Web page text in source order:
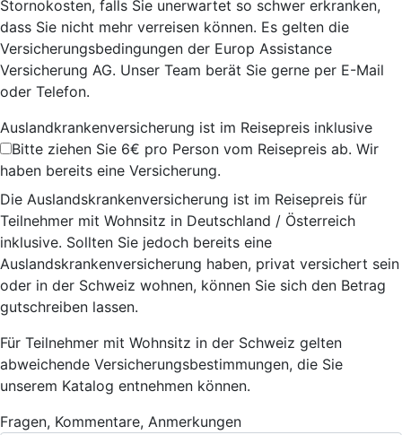
Stornokosten, falls Sie unerwartet so schwer erkranken,
dass Sie nicht mehr verreisen können. Es gelten die
Versicherungsbedingungen der Europ Assistance
Versicherung AG. Unser Team berät Sie gerne per E-Mail
oder Telefon.
Auslandkrankenversicherung ist im Reisepreis inklusive
Bitte ziehen Sie 6€ pro Person vom Reisepreis ab. Wir
haben bereits eine Versicherung.
Die Auslandskrankenversicherung ist im Reisepreis für
Teilnehmer mit Wohnsitz in Deutschland / Österreich
inklusive. Sollten Sie jedoch bereits eine
Auslandskrankenversicherung haben, privat versichert sein
oder in der Schweiz wohnen, können Sie sich den Betrag
gutschreiben lassen.
Für Teilnehmer mit Wohnsitz in der Schweiz gelten
abweichende Versicherungsbestimmungen, die Sie
unserem Katalog entnehmen können.
Fragen, Kommentare, Anmerkungen